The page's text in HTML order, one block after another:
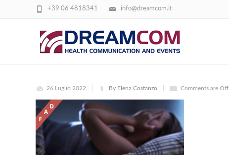
info@dreamcom.it
+39 06 4818341
DISTURBI SONNO IMMAGINE
26 Luglio 2022 By Elena Costanzo Comments are Off